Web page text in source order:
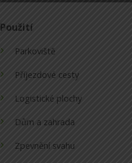
Použití
Parkoviště
Příjezdové cesty
Logistické plochy
Dům a zahrada
Zpevnění svahu